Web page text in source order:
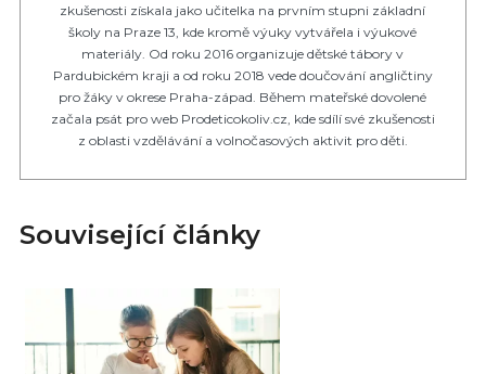
zkušenosti získala jako učitelka na prvním stupni základní
školy na Praze 13, kde kromě výuky vytvářela i výukové
materiály. Od roku 2016 organizuje dětské tábory v
Pardubickém kraji a od roku 2018 vede doučování angličtiny
pro žáky v okrese Praha-západ. Během mateřské dovolené
začala psát pro web Prodeticokoliv.cz, kde sdílí své zkušenosti
z oblasti vzdělávání a volnočasových aktivit pro děti.
Související články